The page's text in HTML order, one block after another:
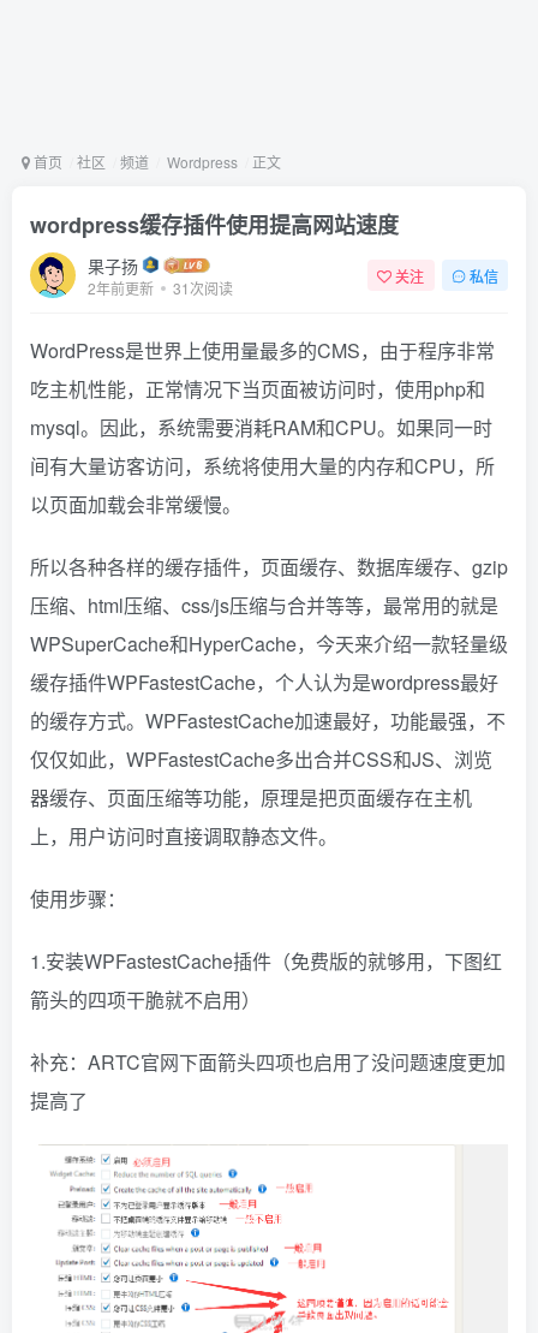
首页 社区 频道 Wordpress 正文
wordpress缓存插件使用提高网站速度
果子扬
2年前更新 31次阅读
关注 私信
WordPress是世界上使用量最多的CMS，由于程序非常
吃主机性能，正常情况下当页面被访问时，使用php和
mysql。因此，系统需要消耗RAM和CPU。如果同一时
间有大量访客访问，系统将使用大量的内存和CPU，所
以页面加载会非常缓慢。
所以各种各样的缓存插件，页面缓存、数据库缓存、gzip
压缩、html压缩、css/js压缩与合并等等，最常用的就是
WPSuperCache和HyperCache，今天来介绍一款轻量级
缓存插件WPFastestCache，个人认为是wordpress最好
的缓存方式。WPFastestCache加速最好，功能最强，不
仅仅如此，WPFastestCache多出合并CSS和JS、浏览
器缓存、页面压缩等功能，原理是把页面缓存在主机
上，用户访问时直接调取静态文件。
使用步骤：
1.安装WPFastestCache插件（免费版的就够用，下图红
箭头的四项干脆就不启用）
补充：ARTC官网下面箭头四项也启用了没问题速度更加
提高了